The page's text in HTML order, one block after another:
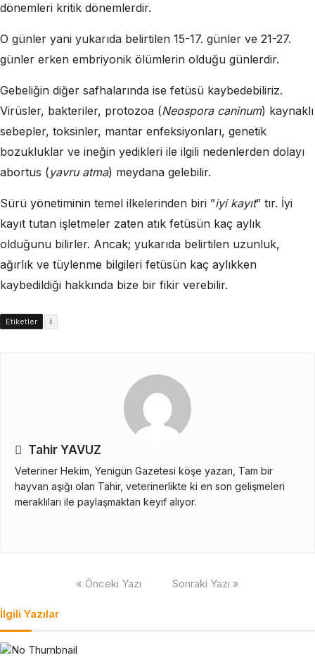
dönemleri kritik dönemlerdir.
O günler yani yukarıda belirtilen 15-17. günler ve 21-27.
günler erken embriyonik ölümlerin olduğu günlerdir.
Gebeliğin diğer safhalarında ise fetüsü kaybedebiliriz.
Virüsler, bakteriler, protozoa (Neospora caninum) kaynaklı
sebepler, toksinler, mantar enfeksiyonları, genetik
bozukluklar ve ineğin yedikleri ile ilgili nedenlerden dolayı
abortus (yavru atma) meydana gelebilir.
Sürü yönetiminin temel ilkelerinden biri ”iyi kayıt” tır. İyi
kayıt tutan işletmeler zaten atık fetüsün kaç aylık
olduğunu bilirler. Ancak; yukarıda belirtilen uzunluk,
ağırlık ve tüylenme bilgileri fetüsün kaç aylıkken
kaybedildiği hakkında bize bir fikir verebilir.
Etiketler i
Tahir YAVUZ
Veteriner Hekim, Yenigün Gazetesi köşe yazarı, Tam bir
hayvan aşığı olan Tahir, veterinerlikte ki en son gelişmeleri
meraklıları ile paylaşmaktan keyif alıyor.
« Önceki Yazı Sonraki Yazı »
İlgili Yazılar